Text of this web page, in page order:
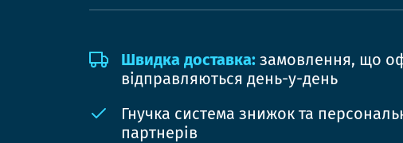
Швидка доставка: замовлення, що
відправляються день-у-день
Гнучка система знижок та
партнерів